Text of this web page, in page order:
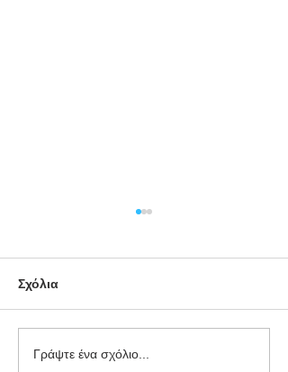
Παγκόσμιος
Σχόλια
Γράψτε ένα σχόλιο...